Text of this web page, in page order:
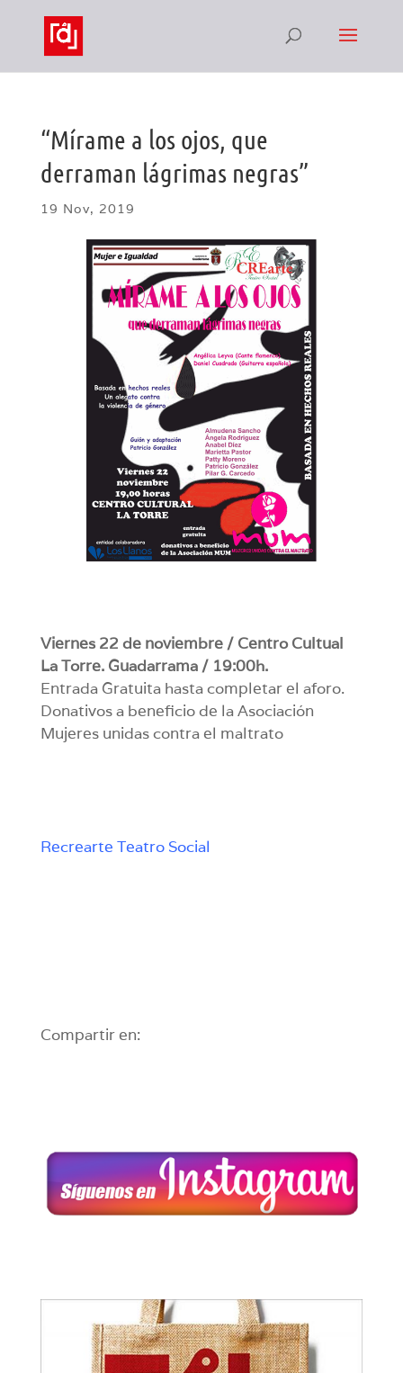
“Mírame a los ojos, que
derraman lágrimas negras”
19 Nov, 2019
Viernes 22 de noviembre / Centro Cultual
La Torre. Guadarrama / 19:00h.
Entrada Gratuita hasta completar el aforo.
Donativos a beneficio de la Asociación
Mujeres unidas contra el maltrato
Recrearte Teatro Social
Compartir en: